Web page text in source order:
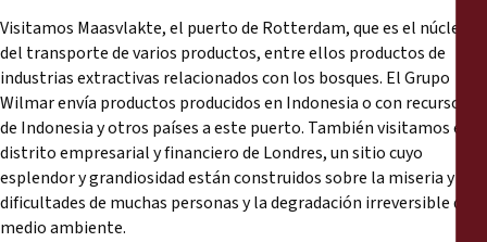
Visitamos Maasvlakte, el puerto de Rotterdam, que es el núcleo
del transporte de varios productos, entre ellos productos de
industrias extractivas relacionados con los bosques. El Grupo
Wilmar envía productos producidos en Indonesia o con recursos
de Indonesia y otros países a este puerto. También visitamos el
distrito empresarial y financiero de Londres, un sitio cuyo
esplendor y grandiosidad están construidos sobre la miseria y las
dificultades de muchas personas y la degradación irreversible del
medio ambiente.